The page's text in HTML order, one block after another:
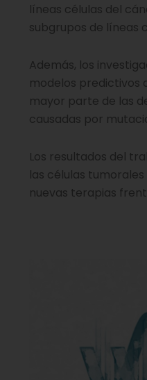
líneas células del
subgrupos de líneas
Además, los
modelos predictivos
mayor parte de las
causadas por
Los resultados del
las células
nuevas terapias